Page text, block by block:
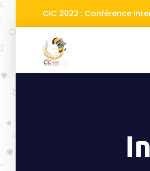
CIC 2022 : Conférence